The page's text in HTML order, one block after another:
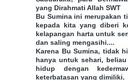
yang Dirahmati Allah SWT
Bu Sumina ini merupakan
kepada kita yang diberi
kelapangan harta untuk
dan saling mengasihi....
Karena Bu Sumina, tidak
hanya untuk sehari,
hidup dengan
keterbatasan yang dimiliki.